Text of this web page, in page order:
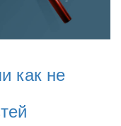
как не